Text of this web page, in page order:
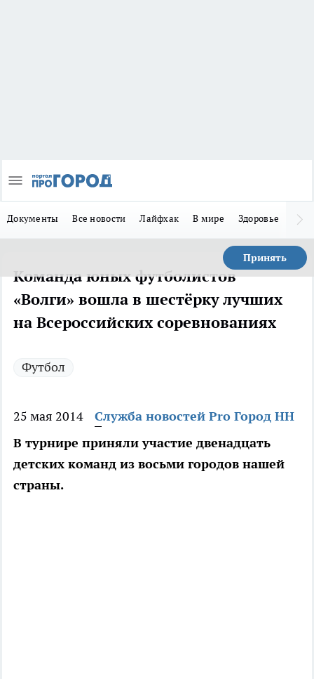
Документы Все новости Лайфхак В мире Здоровье
Принять
Команда юных футболистов
«Волги» вошла в шестёрку лучших
на Всероссийских соревнованиях
Футбол
25 мая 2014
Служба новостей Pro Город НН
В турнире приняли участие двенадцать
детских команд из восьми городов нашей
страны.